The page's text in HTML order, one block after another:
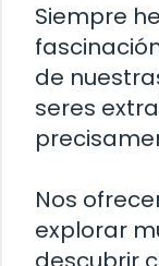
Siempre
de
seres
Nos
explorar